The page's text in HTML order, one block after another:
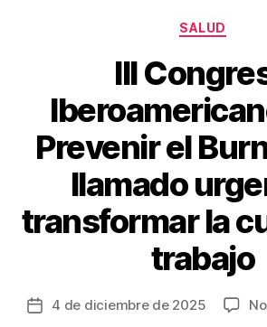
SALUD
III
Prevenir el
llamado
transformar la
trabajo
Fecha4 de diciembre de 2025